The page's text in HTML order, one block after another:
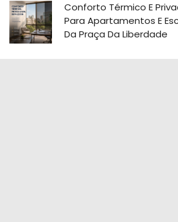
Conforto Térmico E
Para Apartamentos E
Da Praça Da Liberdade